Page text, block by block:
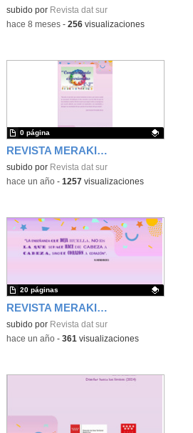
Contenido educativo.
subido por Revista dat sur
-hace 8 meses- 256visualizaciones
REVISTA MERAKI Nº 9
Contenido educativo.
subido por Revista dat sur
0 página
-hace un año- 1257visualizaciones
REVISTA MERAKI Nº 1
Contenido educativo.
subido por Revista dat sur
20 páginas
-hace un año- 361 visualizaciones